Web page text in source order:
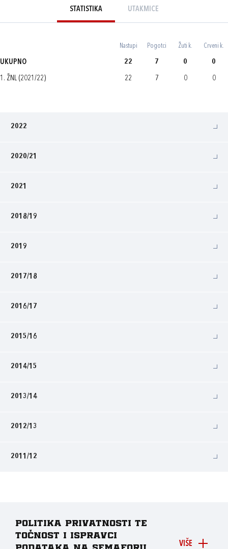
STATISTIKA UTAKMICE
Nastupi Pogotci Žuti k. Crveni k.
UKUPNO 22 7 0 0
1. ŽNL (2021/22) 22 7 0 0
2022
2020/21
2021
2018/19
2019
2017/18
2016/17
2015/16
2014/15
2013/14
2012/13
2011/12
VIŠE
Politika privatnosti te
točnost i ispravci